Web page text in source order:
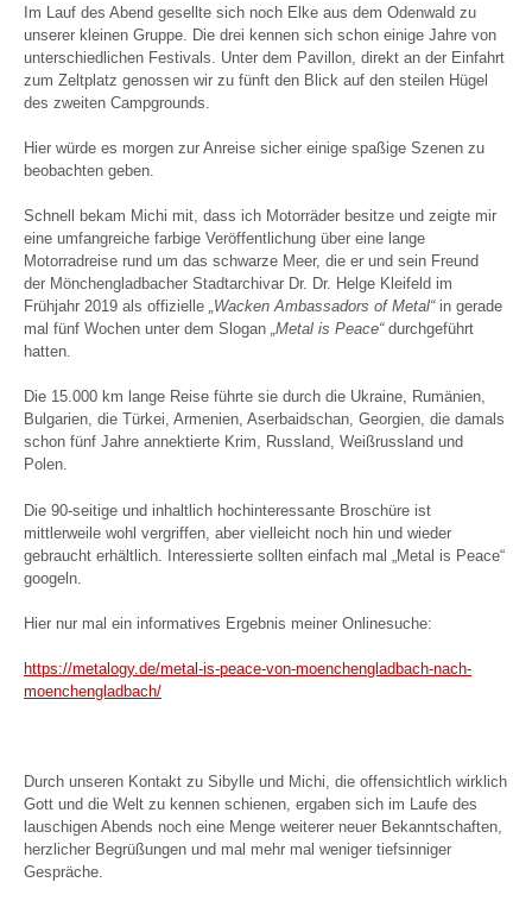
Im Lauf des Abend gesellte sich noch Elke aus dem Odenwald zu
unserer kleinen Gruppe. Die drei kennen sich schon einige Jahre von
unterschiedlichen Festivals. Unter dem Pavillon, direkt an der Einfahrt
zum Zeltplatz genossen wir zu fünft den Blick auf den steilen Hügel
des zweiten Campgrounds.
Hier würde es morgen zur Anreise sicher einige spaßige Szenen zu
beobachten geben.
Schnell bekam Michi mit, dass ich Motorräder besitze und zeigte mir
eine umfangreiche farbige Veröffentlichung über eine lange
Motorradreise rund um das schwarze Meer, die er und sein Freund
der Mönchengladbacher Stadtarchivar Dr. Dr. Helge Kleifeld im
Frühjahr 2019 als offizielle „Wacken Ambassadors of Metal“in gerade
mal fünf Wochen unter dem Slogan „Metal is Peace“durchgeführt
hatten.
Die 15.000 km lange Reise führte sie durch die Ukraine, Rumänien,
Bulgarien, die Türkei, Armenien, Aserbaidschan, Georgien, die damals
schon fünf Jahre annektierte Krim, Russland, Weißrussland und
Polen.
Die 90-seitige und inhaltlich hochinteressante Broschüre ist
mittlerweile wohl vergriffen, aber vielleicht noch hin und wieder
gebraucht erhältlich. Interessierte sollten einfach mal „Metal is Peace“
googeln.
Hier nur mal ein informatives Ergebnis meiner Onlinesuche:
https://metalogy.de/metal-is-peace-von-moenchengladbach-nach-
moenchengladbach/
Durch unseren Kontakt zu Sibylle und Michi, die offensichtlich wirklich
Gott und die Welt zu kennen schienen, ergaben sich im Laufe des
lauschigen Abends noch eine Menge weiterer neuer Bekanntschaften,
herzlicher Begrüßungen und mal mehr mal weniger tiefsinniger
Gespräche.